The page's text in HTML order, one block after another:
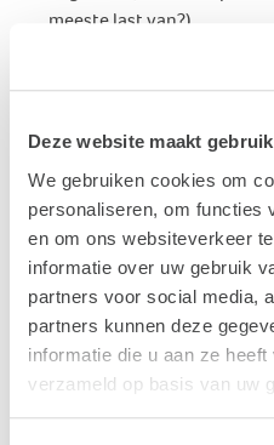
Deze website maakt
We gebruiken cookies om
personaliseren, om functies
en om ons websiteverkeer
informatie over uw gebruik
partners voor social media,
partners kunnen deze
informatie die u aan ze
verzameld op basis van uw
meeste last van?)
Publicatiedatum: 23 februari 2022
Vond je dit interessant?
Ontvang de nieuwste
e-mail?